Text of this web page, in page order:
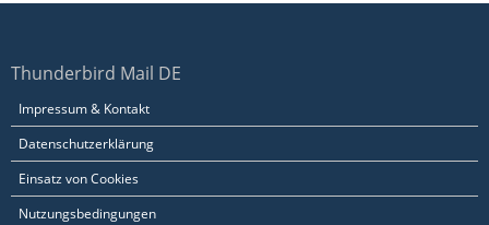
Thunderbird Mail DE
Impressum & Kontakt
Datenschutzerklärung
Einsatz von Cookies
Nutzungsbedingungen